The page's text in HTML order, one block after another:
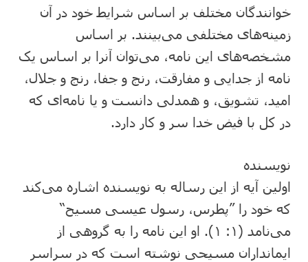
خوانندگان مختلف بر اساس شرایط خود در آن
زمینه‌های مختلفی می‌بینند. بر اساس
مشخصه‌های این نامه، می‌توان آنرا بر اساس یک
نامه از جدایی و مفارقت، رنج و جفا، رنج و جلال،
امید، تشویق، و همدلی دانست و یا نامه‌ای که
در کل با فیض خدا سر و کار دارد.
نویسنده
اولین آیه از این رساله به نویسنده اشاره می‌کند
که خود را ”پطرس، رسول عیسی مسیح“
می‌نامد (۱: ۱). او این نامه را به گروهی از
ایمانداران مسیحی نوشته است که در سراسر